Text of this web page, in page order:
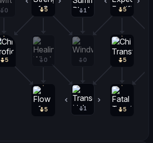
5 5
5
5
5
5
1
1
0
0 0